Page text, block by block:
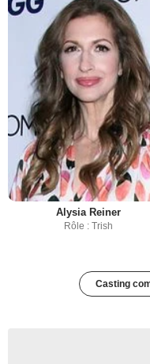
Alysia Reiner
Rôle : Trish
Casting